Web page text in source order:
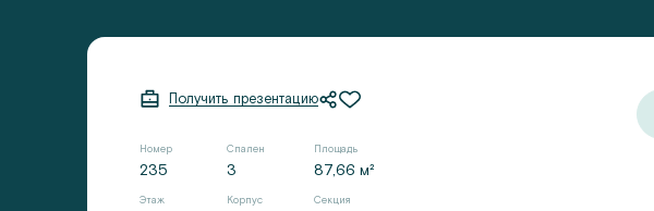
Получить презентацию
Номер
235
Спален
3
Площадь
87,66 м²
Этаж Корпус Секция